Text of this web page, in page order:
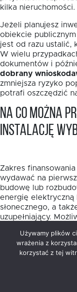
kilka nieruchomości.
Jeżeli planujesz
obiekcie
jest od razu ustalić,
W wielu
dokumentów i
dobrany
zmniejsza ryzyko
potrafi oszczędzić
Na co można
instalację
Zakres
wydawać na
budowę lub
energię elektryczną
słonecznego, a
uzupełniający.
przyłączenie
ciepłowniczych.
Wybór samej
lecz na realnym
publicznych i
Używamy plików
wrażenia z
korzystać z tej